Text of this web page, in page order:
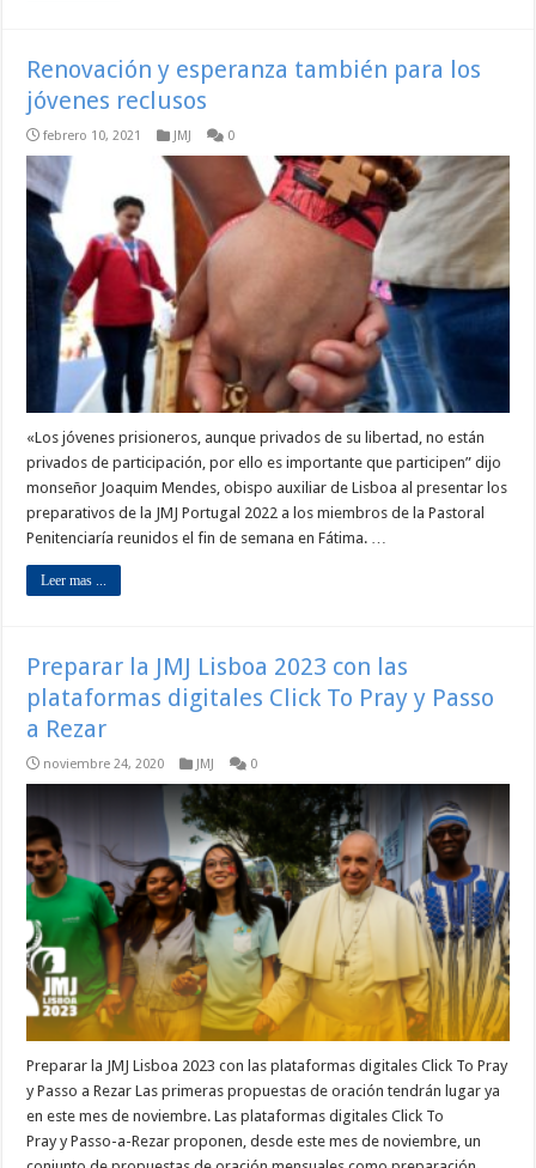
Renovación y esperanza también para los
jóvenes reclusos
febrero 10, 2021 JMJ 0
«Los jóvenes prisioneros, aunque privados de su libertad, no están
privados de participación, por ello es importante que participen” dijo
monseñor Joaquim Mendes, obispo auxiliar de Lisboa al presentar los
preparativos de la JMJ Portugal 2022 a los miembros de la Pastoral
Penitenciaría reunidos el fin de semana en Fátima. …
Leer mas ...
Preparar la JMJ Lisboa 2023 con las
plataformas digitales Click To Pray y Passo
a Rezar
noviembre 24, 2020 JMJ 0
Preparar la JMJ Lisboa 2023 con las plataformas digitales Click To Pray
y Passo a Rezar Las primeras propuestas de oración tendrán lugar ya
en este mes de noviembre. Las plataformas digitales Click To
Pray y Passo-a-Rezar proponen, desde este mes de noviembre, un